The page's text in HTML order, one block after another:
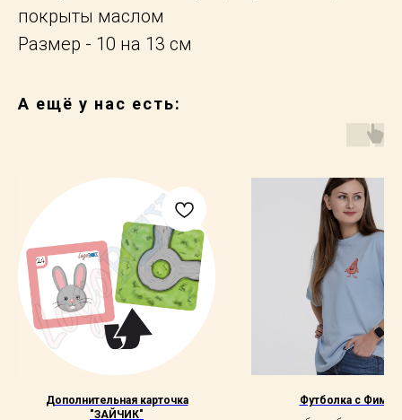
покрыты маслом
Размер - 10 на 13 см
А ещё у нас есть:
Дополнительная карточка
"ЗАЙЧИК"
Футболка с Фимой